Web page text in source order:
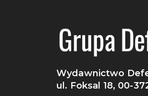
Wydawnictwo
ul. Foksal 18, 00-